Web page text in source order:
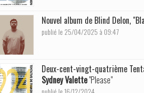
Nouvel album de Blind Delon,
publié le 25/04/2025 à 09:47
Deux-cent-vingt-quatrième
Sydney Valette"Please"